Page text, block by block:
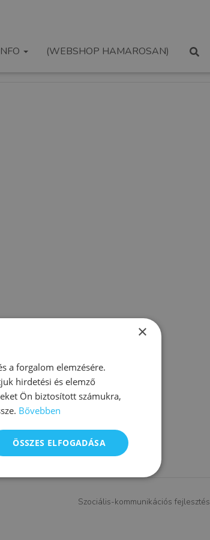
(WEBSHOP HAMAROSAN)
Szociális-kommunikációs fejlesztés
×
a forgalom elemzésére.
hirdetési és elemző
Ön biztosított számukra,
Bővebben
ÖSSZES ELFOGADÁSA